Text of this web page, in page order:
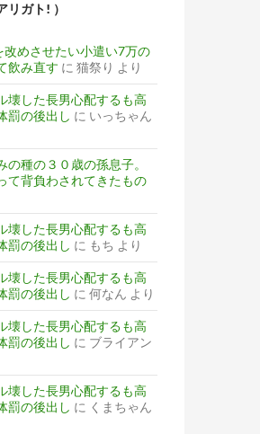
ガト! ）
めさせたい小遣い7万の
飲み直す に 猫祭り より
壊した長男心配するも高
罰の後出し に いっちゃん
種の３０歳の孫息子。
て背負わされてきたもの
壊した長男心配するも高
罰の後出し に もち より
壊した長男心配するも高
罰の後出し に 何なん より
壊した長男心配するも高
罰の後出し に ブライアン
壊した長男心配するも高
罰の後出し に くまちゃん